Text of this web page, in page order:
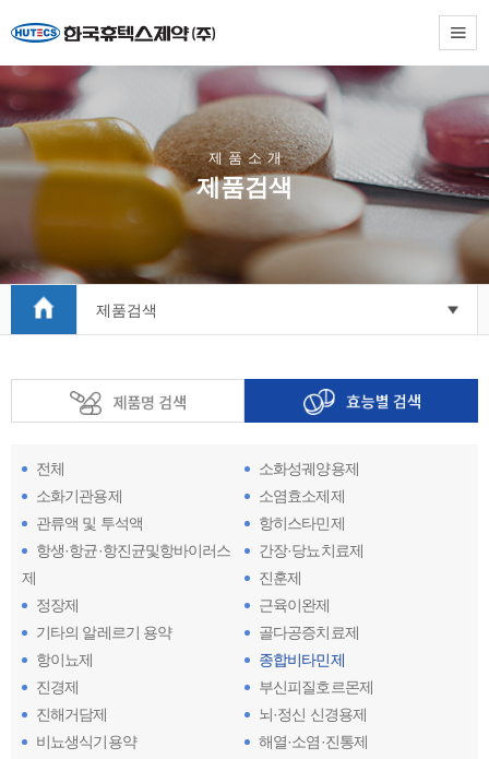
제 품 소 개
제품검색
제품검색
전체
소화성궤양용제
소화기관용제
소염효소제제
관류액 및 투석액
항히스타민제
항생·항균·항진균및항바이러스
제
간장·당뇨치료제
진훈제
정장제
근육이완제
기타의 알레르기 용약
골다공증치료제
항이뇨제
종합비타민제
진경제
부신피질호르몬제
진해거담제
뇌·정신 신경용제
비뇨생식기용약
해열·소염·진통제